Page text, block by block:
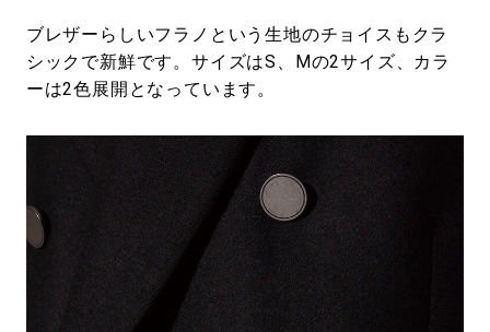
ブレザーらしいフラノという生地のチョイスもクラ
シックで新鮮です。サイズはS、Mの2サイズ、カラ
ーは2色展開となっています。